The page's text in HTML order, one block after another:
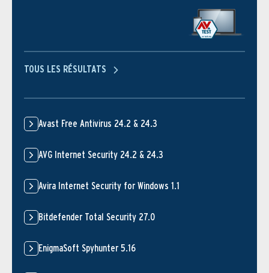
TOUS LES RÉSULTATS
Avast Free Antivirus 24.2 & 24.3
AVG Internet Security 24.2 & 24.3
Avira Internet Security for Windows 1.1
Bitdefender Total Security 27.0
EnigmaSoft Spyhunter 5.16